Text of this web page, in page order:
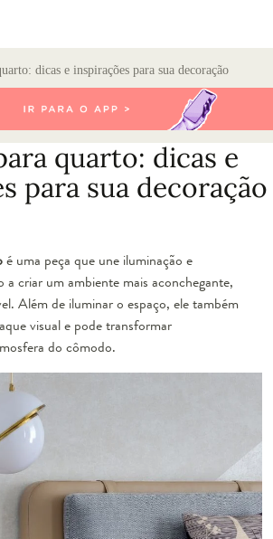
dicas e inspirações para sua decoração
quarto: dicas e
para sua decoração
é uma peça que une iluminação e
a criar um ambiente mais aconchegante,
Além de iluminar o espaço, ele também
visual e pode transformar
do cômodo.